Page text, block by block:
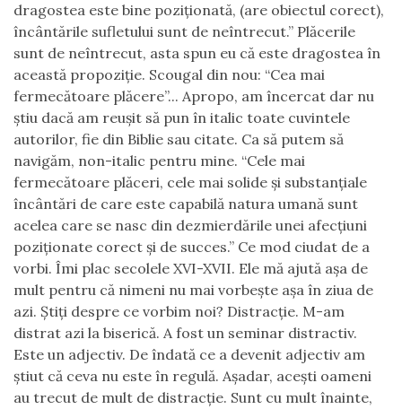
dragostea este bine poziţionată, (are obiectul corect),
încântările sufletului sunt de neîntrecut.” Plăcerile
sunt de neîntrecut, asta spun eu că este dragostea în
această propoziţie. Scougal din nou: “Cea mai
fermecătoare plăcere”... Apropo, am încercat dar nu
ştiu dacă am reuşit să pun în italic toate cuvintele
autorilor, fie din Biblie sau citate. Ca să putem să
navigăm, non-italic pentru mine. “Cele mai
fermecătoare plăceri, cele mai solide şi substanţiale
încântări de care este capabilă natura umană sunt
acelea care se nasc din dezmierdările unei afecţiuni
poziţionate corect şi de succes.” Ce mod ciudat de a
vorbi. Îmi plac secolele XVI-XVII. Ele mă ajută aşa de
mult pentru că nimeni nu mai vorbeşte aşa în ziua de
azi. Ştiţi despre ce vorbim noi? Distracţie. M-am
distrat azi la biserică. A fost un seminar distractiv.
Este un adjectiv. De îndată ce a devenit adjectiv am
ştiut că ceva nu este în regulă. Aşadar, aceşti oameni
au trecut de mult de distracţie. Sunt cu mult înainte,